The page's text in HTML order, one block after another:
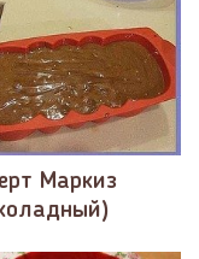
Маркиз